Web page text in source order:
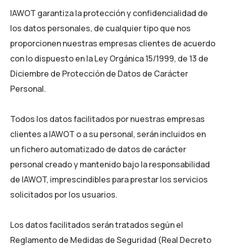
IAWOT garantiza la protección y confidencialidad de
los datos personales, de cualquier tipo que nos
proporcionen nuestras empresas clientes de acuerdo
con lo dispuesto en la Ley Orgánica 15/1999, de 13 de
Diciembre de Protección de Datos de Carácter
Personal.
Todos los datos facilitados por nuestras empresas
clientes a IAWOT o a su personal, serán incluidos en
un fichero automatizado de datos de carácter
personal creado y mantenido bajo la responsabilidad
de IAWOT, imprescindibles para prestar los servicios
solicitados por los usuarios.
Los datos facilitados serán tratados según el
Reglamento de Medidas de Seguridad (Real Decreto